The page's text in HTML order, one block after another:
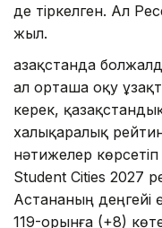
де тіркелген. Ал
жыл.
Қазақстанда
ал орташа оқу
керек,
халықаралық
нәтижелер
Student Cities 2027
Астананың деңгейі
119-орынға (+8)